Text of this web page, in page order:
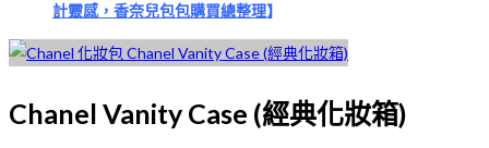
計靈感，香奈兒包包購買總整理】
Chanel Vanity Case (經典化妝箱)